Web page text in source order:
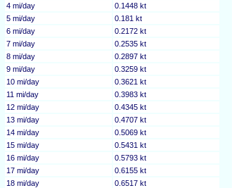
4 mi/day
0.1448 kt
5 mi/day
0.181 kt
6 mi/day
0.2172 kt
7 mi/day
0.2535 kt
8 mi/day
0.2897 kt
9 mi/day
0.3259 kt
10 mi/day
0.3621 kt
11 mi/day
0.3983 kt
12 mi/day
0.4345 kt
13 mi/day
0.4707 kt
14 mi/day
0.5069 kt
15 mi/day
0.5431 kt
16 mi/day
0.5793 kt
17 mi/day
0.6155 kt
18 mi/day
0.6517 kt